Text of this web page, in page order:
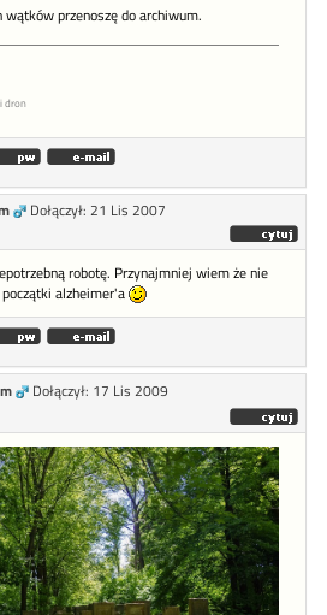
wątków przenoszę do archiwum.
dron
Dołączył: 21 Lis 2007
robotę. Przynajmniej wiem że nie
alzheimer'a
Dołączył: 17 Lis 2009